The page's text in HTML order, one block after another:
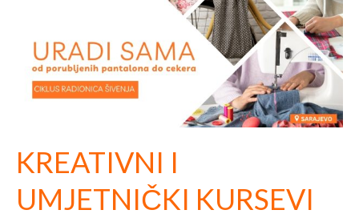
KREATIVNI I
UMJETNIČKI KURSEVI